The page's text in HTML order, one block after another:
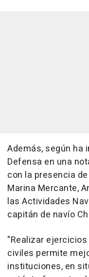
Además, según ha
Defensa en una
con la presencia
Marina Mercante,
las Actividades
capitán de navío
"Realizar
civiles permite
instituciones, en